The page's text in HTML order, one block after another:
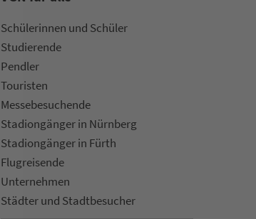
Schülerinnen und Schüler
Stu­die­rende
Pendler
Touristen
Mes­se­be­suchende
Sta­di­on­gän­ger in Nürn­berg
Sta­di­on­gän­ger in Fürth
Flug­rei­sen­de
Un­ter­neh­men
Städter und Stadt­be­su­cher